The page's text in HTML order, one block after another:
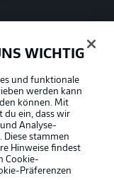
WICHTIG
und funktionale
werden kann
können. Mit
du ein, dass wir
Analyse-
Diese stammen
Hinweise findest
Cookie-
Präferenzen